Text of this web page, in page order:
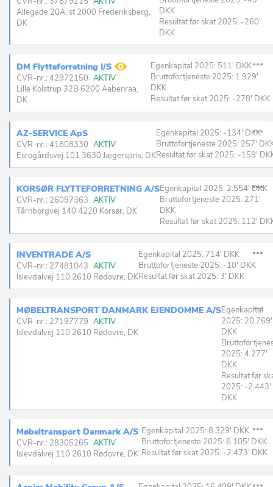
Allegade 20A, st 2000 Frederiksberg,
DK
DKK
Resultat før skat 2025: -260'
DKK
DM Flytteforretning I/S
CVR-nr.: 42972150 AKTIV
Lille Kolstrup 32B 6200 Aabenraa,
DK
Egenkapital 2025: 511' DKK
Bruttofortjeneste 2025: 1.929'
DKK
Resultat før skat 2025: -278' DKK
AZ-SERVICE ApS
CVR-nr.: 41808330 AKTIV
Esrogårdsvej 101 3630 Jægerspris, DK
Egenkapital 2025: -134' DKK
Bruttofortjeneste 2025: 257'
Resultat før skat 2025: -159'
KORSØR FLYTTEFORRETNING A/S
CVR-nr.: 26097363 AKTIV
Tårnborgvej 140 4220 Korsør, DK
Egenkapital 2025: 2.554' DKK
Bruttofortjeneste 2025: 271'
DKK
Resultat før skat 2025: 112'
INVENTRADE A/S
CVR-nr.: 27481043 AKTIV
Islevdalvej 110 2610 Rødovre, DK
Egenkapital 2025: 714' DKK
Bruttofortjeneste 2025: -10' DKK
Resultat før skat 2025: 3' DKK
MØBELTRANSPORT DANMARK EJENDOMME A/S
CVR-nr.: 27197779 AKTIV
Islevdalvej 110 2610 Rødovre, DK
Egenkapital
2025: 20.769'
DKK
2025: 4.277'
DKK
Resultat før
2025: -2.443'
DKK
Møbeltransport Danmark A/S
CVR-nr.: 28305265 AKTIV
Islevdalvej 110 2610 Rødovre, DK
Egenkapital 2025: 8.329' DKK
Bruttofortjeneste 2025: 6.105' DKK
Resultat før skat 2025: -2.473' DKK